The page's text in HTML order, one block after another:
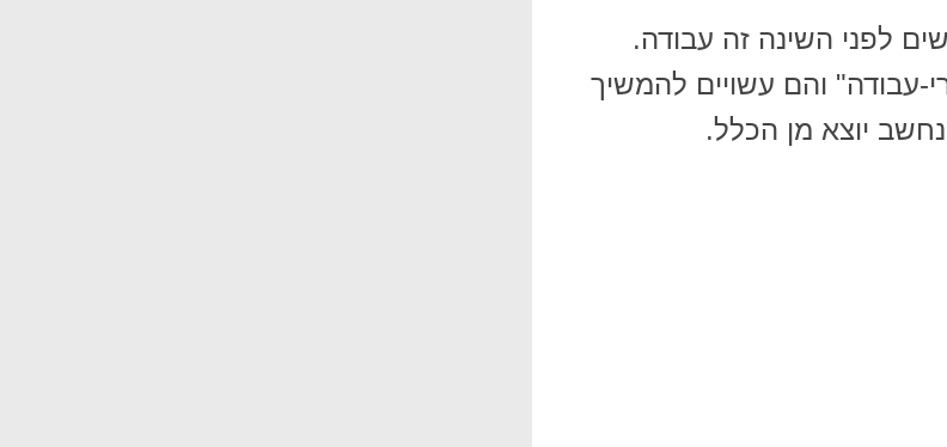
לפני השינה זה עבודה.
עבודה" והם עשויים להמשיך
יוצא מן הכלל.